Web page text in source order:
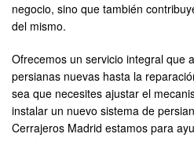
negocio, sino que también
del mismo.
Ofrecemos un servicio integral que
persianas nuevas hasta la
sea que necesites ajustar el
instalar un nuevo sistema de
Cerrajeros Madrid estamos para